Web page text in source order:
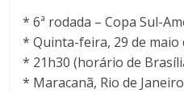
* 6ª rodada – Copa Sul-
* Quinta-feira, 29 de maio
* 21h30 (horário de
* Maracanã, Rio de Janeiro